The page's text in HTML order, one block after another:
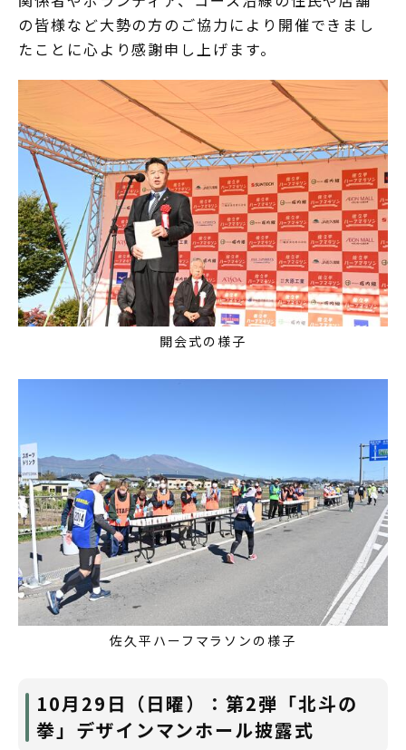
の皆様など大勢の方のご協力により開催できまし
たことに心より感謝申し上げます。
開会式の様子
佐久平ハーフマラソンの様子
10月29日（日曜）：第2弾「北斗の
拳」デザインマンホール披露式